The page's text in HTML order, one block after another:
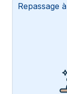
Repassage